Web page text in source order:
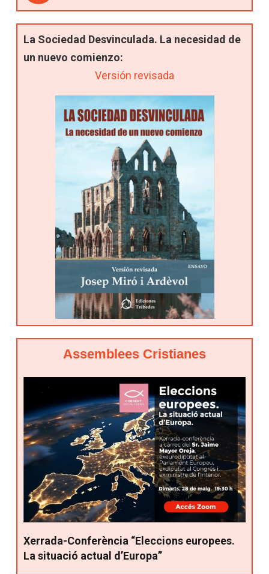
La Sociedad Desvinculada. La necesidad de
un nuevo comienzo:
Versión revisada
Assemblees Cristianes
Xerrada-Conferència “Eleccions europees.
La situació actual d’Europa”